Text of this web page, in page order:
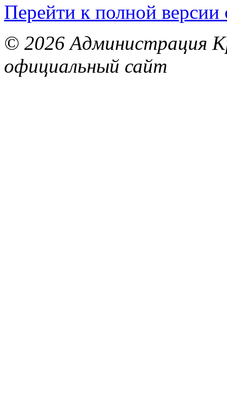
Перейти к полной версии
© 2026 Администрация
официальный сайт